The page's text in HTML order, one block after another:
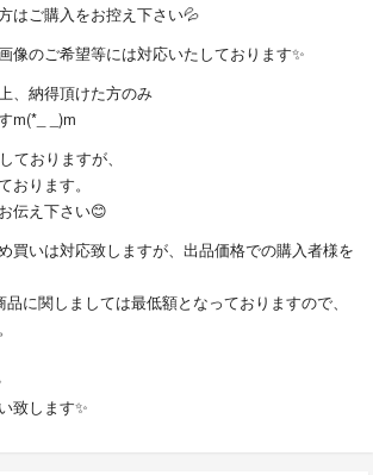
はご購入をお控え下さい💦
像のご希望等には対応いたしております✨
、納得頂けた方のみ
m(*_ _)m
ておりますが、
おります。
伝え下さい😊
買いは対応致しますが、出品価格での購入者様を
に関しましては最低額となっておりますので、
致します✨